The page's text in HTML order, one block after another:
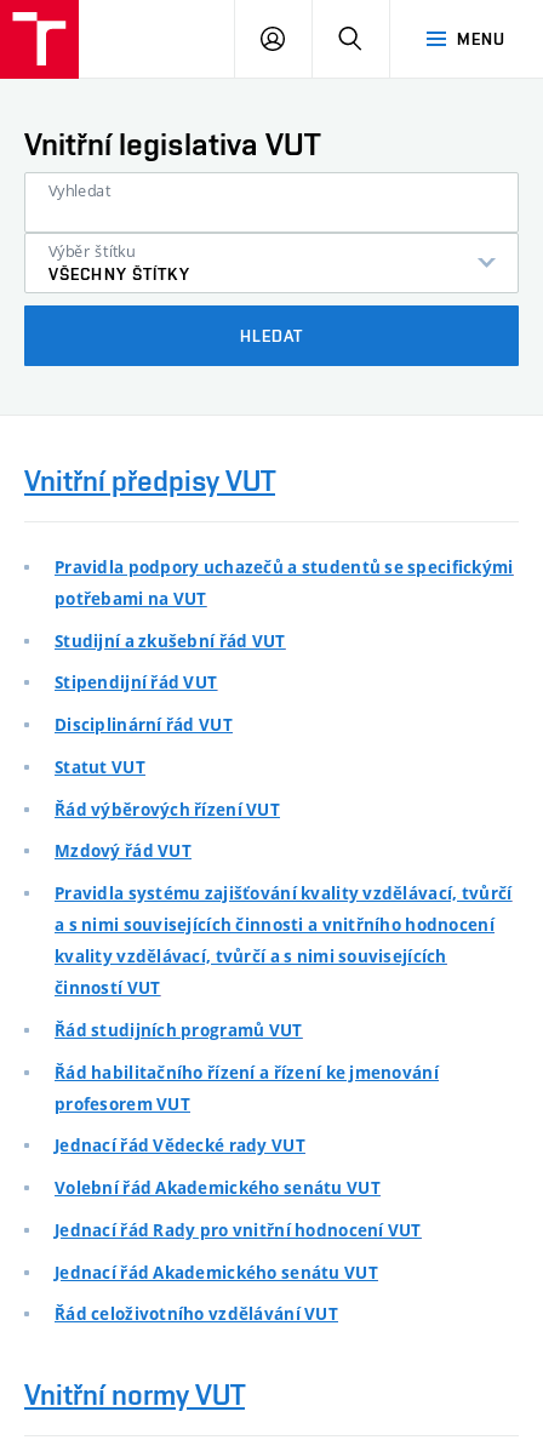
MENU
PŘIHLÁSIT
Vnitřní legislativa VUT
Vyhledat
Výběr štítku
VŠECHNY ŠTÍTKY
HLEDAT
Vnitřní předpisy VUT
Pravidla podpory uchazečů a studentů se specifickými
potřebami na VUT
Studijní a zkušební řád VUT
Stipendijní řád VUT
Disciplinární řád VUT
Statut VUT
Řád výběrových řízení VUT
Mzdový řád VUT
Pravidla systému zajišťování kvality vzdělávací, tvůrčí
a s nimi souvisejících činnosti a vnitřního hodnocení
kvality vzdělávací, tvůrčí a s nimi souvisejících
činností VUT
Řád studijních programů VUT
Řád habilitačního řízení a řízení ke jmenování
profesorem VUT
Jednací řád Vědecké rady VUT
Volební řád Akademického senátu VUT
Jednací řád Rady pro vnitřní hodnocení VUT
Jednací řád Akademického senátu VUT
Řád celoživotního vzdělávání VUT
Vnitřní normy VUT